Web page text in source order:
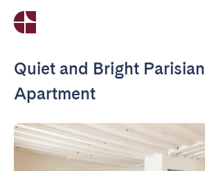
Quiet and Bright Parisian
Apartment